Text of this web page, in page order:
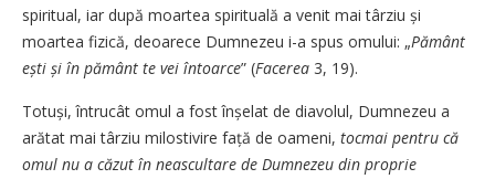
spiritual, iar după moartea spirituală a venit mai târziu și
moartea fizică, deoarece Dumnezeu i-a spus omului: „Pământ
ești și în pământ te vei întoarce” (Facerea 3, 19).
Totuși, întrucât omul a fost înșelat de diavolul, Dumnezeu a
arătat mai târziu milostivire față de oameni, tocmai pentru că
omul nu a căzut în neascultare de Dumnezeu din proprie